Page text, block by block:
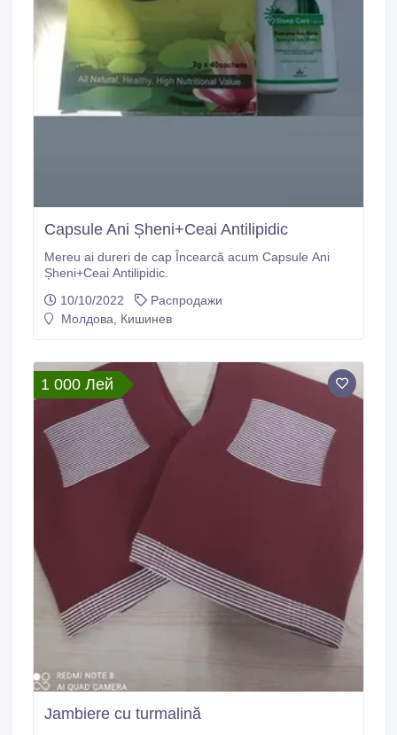
Capsule Ani Șheni+Ceai Antilipidic
Mereu ai dureri de cap Încearcă acum Capsule Ani
Șheni+Ceai Antilipidic.
10/10/2022
Распродажи
Молдова, Кишинев
1 000 Лей
Jambiere cu turmalină